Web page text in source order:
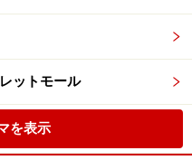
ットモール
を表示